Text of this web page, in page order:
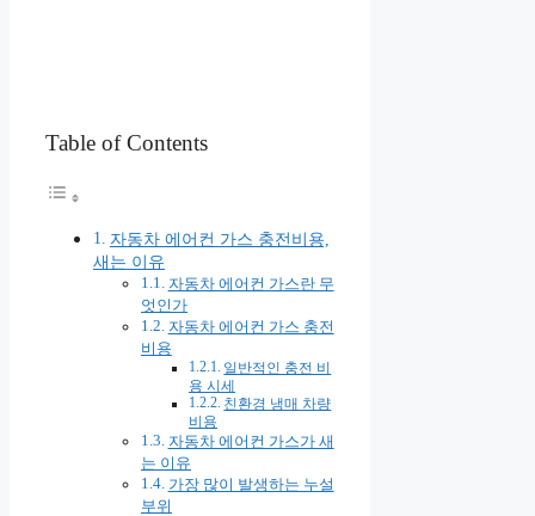
Table of Contents
자동차 에어컨 가스 충전비용,
새는 이유
자동차 에어컨 가스란 무
엇인가
자동차 에어컨 가스 충전
비용
일반적인 충전 비
용 시세
친환경 냉매 차량
비용
자동차 에어컨 가스가 새
는 이유
가장 많이 발생하는 누설
부위